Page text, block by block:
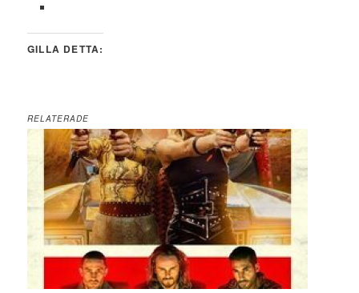
GILLA DETTA:
RELATERADE